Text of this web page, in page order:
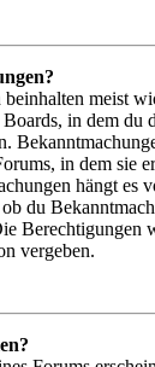
beinhalten meist
in dem du
in dem sie
hängt es
du
Berechtigungen
vergeben.